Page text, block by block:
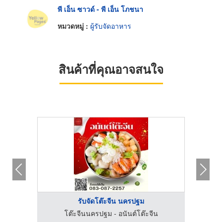
พี เอ็น ซาวด์ - พี เอ็น โภชนา
หมวดหมู่ : ผู้รับจัดอาหาร
สินค้าที่คุณอาจสนใจ
รับจัดโต๊ะจีน นครปฐม
โต๊ะจีนนครปฐม - อนันต์โต๊ะจีน